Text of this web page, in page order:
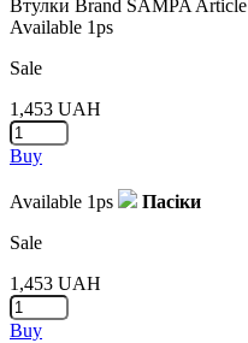
Втулки Brand SAMPA Article
Available 1ps
Sale
1,453 UAH
Buy
Available 1ps Пасіки
Sale
1,453 UAH
Buy